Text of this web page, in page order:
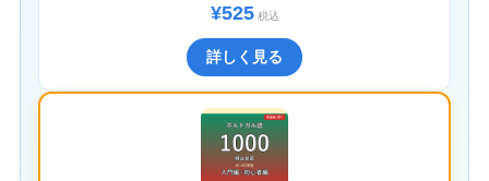
¥525税込
詳しく見る